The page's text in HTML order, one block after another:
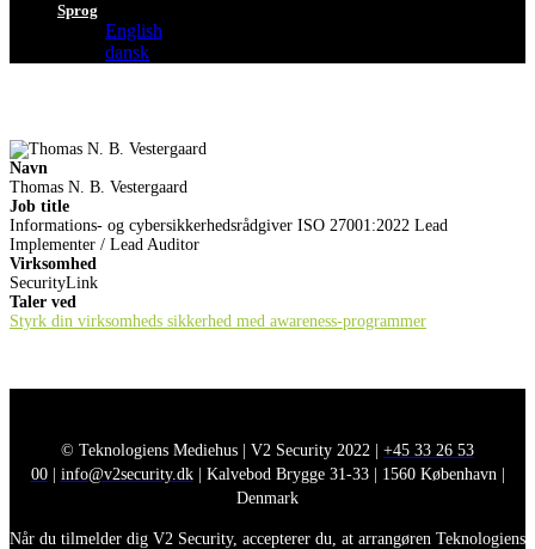
Sprog
English
dansk
Navn
Thomas N. B. Vestergaard
Job title
Informations- og cybersikkerhedsrådgiver ISO 27001:2022 Lead
Implementer / Lead Auditor
Virksomhed
SecurityLink
Taler ved
Styrk din virksomheds sikkerhed med awareness-programmer
© Teknologiens Mediehus | V2 Security 2022 | +45 33 26 53
00| info@v2security.dk| Kalvebod Brygge 31-33 | 1560 København |
Denmark
Når du tilmelder dig V2 Security, accepterer du, at arrangøren Teknologiens